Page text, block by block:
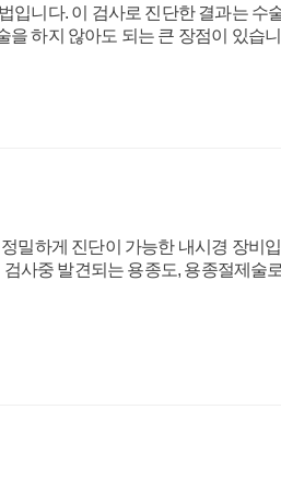
입니다. 이 검사로 진단한 결과는
하지 않아도 되는 큰 장점이 있습
밀하게 진단이 가능한 내시경 장비
사중 발견되는 용종도, 용종절제술